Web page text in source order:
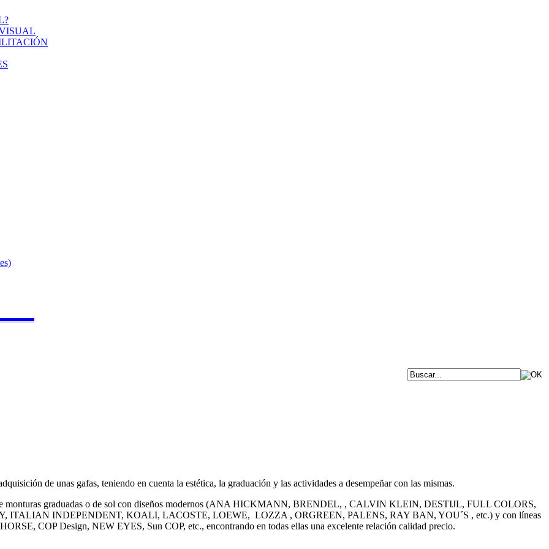
de unas gafas, teniendo en cuenta la estética, la graduación y las actividades a desempeñar con las mismas.
monturas graduadas o de sol con diseños modernos (ANA HICKMANN, BRENDEL, , CALVIN KLEIN, DESTIJL, FULL COLORS,
ITALIAN INDEPENDENT, KOALI, LACOSTE, LOEWE, LOZZA , ORGREEN, PALENS, RAY BAN, YOU´S , etc.) y con líneas
COP Design, NEW EYES, Sun COP, etc., encontrando en todas ellas una excelente relación calidad precio.